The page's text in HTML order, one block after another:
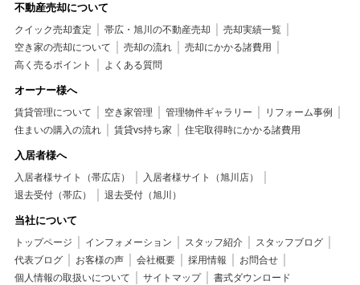
不動産売却について
クイック売却査定 帯広・旭川の不動産売却
売却実績一覧
空き家の売却について
売却の流れ
売却にかかる諸費用
高く売るポイント
よくある質問
オーナー様へ
賃貸管理について 空き家管理 管理物件ギャラリー
リフォーム事例
住まいの購入の流れ
賃貸vs持ち家 住宅取得時にかかる諸費用
入居者様へ
入居者様サイト（帯広店）
入居者様サイト（旭川店）
退去受付（帯広）
退去受付（旭川）
当社について
トップページ インフォメーション スタッフ紹介
スタッフブログ
代表ブログ
お客様の声 会社概要 採用情報
お問合せ
個人情報の取扱いについて
サイトマップ 書式ダウンロード